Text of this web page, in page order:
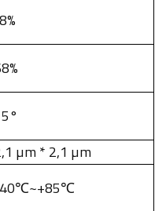
µm * 2,1 µm